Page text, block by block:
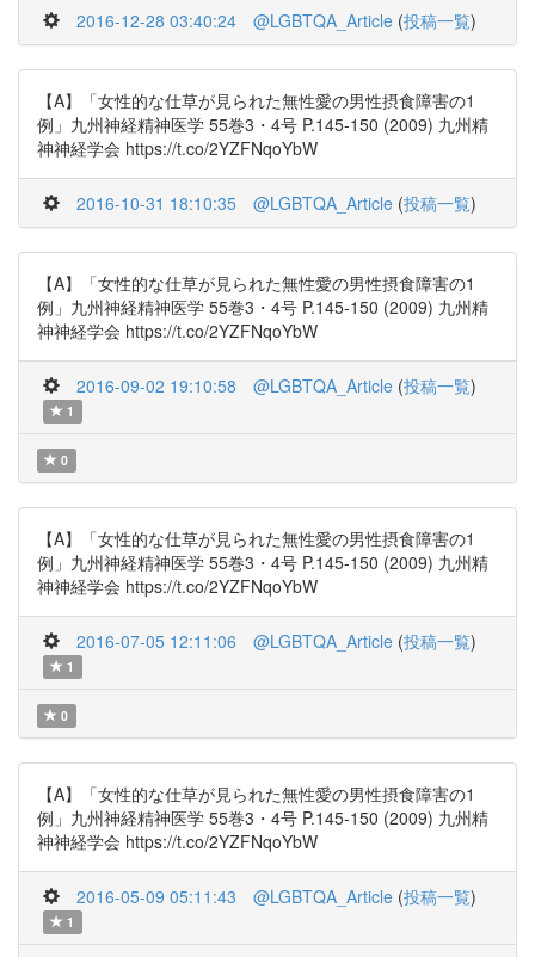
2016-12-28 03:40:24 @LGBTQA_Article (投稿一覧)
【A】「女性的な仕草が見られた無性愛の男性摂食障害の1
例」九州神経精神医学 55巻3・4号 P.145-150 (2009) 九州精
神神経学会 https://t.co/2YZFNqoYbW
2016-10-31 18:10:35 @LGBTQA_Article (投稿一覧)
【A】「女性的な仕草が見られた無性愛の男性摂食障害の1
例」九州神経精神医学 55巻3・4号 P.145-150 (2009) 九州精
神神経学会 https://t.co/2YZFNqoYbW
2016-09-02 19:10:58 @LGBTQA_Article (投稿一覧)
1
0
【A】「女性的な仕草が見られた無性愛の男性摂食障害の1
例」九州神経精神医学 55巻3・4号 P.145-150 (2009) 九州精
神神経学会 https://t.co/2YZFNqoYbW
2016-07-05 12:11:06 @LGBTQA_Article (投稿一覧)
1
0
【A】「女性的な仕草が見られた無性愛の男性摂食障害の1
例」九州神経精神医学 55巻3・4号 P.145-150 (2009) 九州精
神神経学会 https://t.co/2YZFNqoYbW
2016-05-09 05:11:43 @LGBTQA_Article (投稿一覧)
1